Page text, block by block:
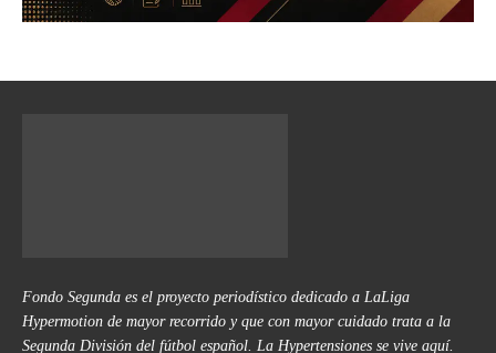
Fondo Segunda es el proyecto periodístico dedicado a LaLiga
Hypermotion de mayor recorrido y que con mayor cuidado trata a la
Segunda División del fútbol español. La Hypertensiones se vive aquí.